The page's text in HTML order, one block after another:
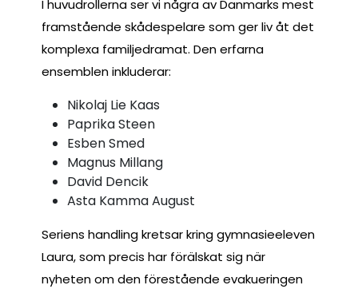
I huvudrollerna ser vi några av Danmarks mest
framstående skådespelare som ger liv åt det
komplexa familjedramat. Den erfarna
ensemblen inkluderar:
Nikolaj Lie Kaas
Paprika Steen
Esben Smed
Magnus Millang
David Dencik
Asta Kamma August
Seriens handling kretsar kring gymnasieeleven
Laura, som precis har förälskat sig när
nyheten om den förestående evakueringen